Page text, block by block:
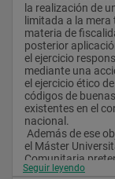
la realización de
limitada a la
materia de
posterior
el ejercicio
mediante una
el ejercicio ético
códigos de
existentes en el
nacional.
el Máster
Comunitaria
carácter
Seguir leyendo